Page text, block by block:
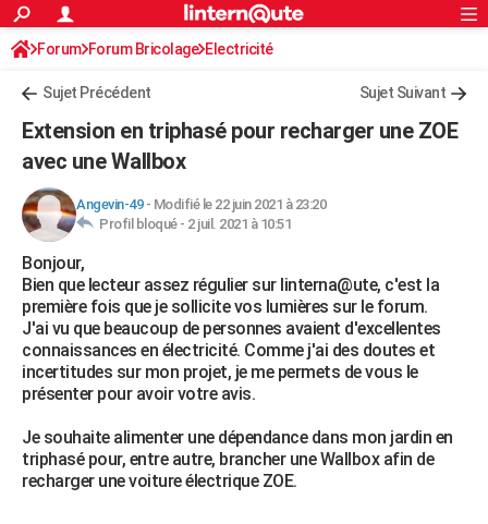
ACTUALITÉS
Politique
Société
Faits Divers
Education
Monde
Villes
+
Programme TV
Sorties cinéma
FINANCE
Retraite
Impôts
Epargne
Immobilier
Risques naturels par ville
Banque
Assurance
Crédit
AUTO
Essais
Réserver un essai
Citadines
Berlines
SUV
Forum auto
HIGH-TECH
Mobiles
Meilleur smartphone
Internet
Ordinateurs
Jeux vidéo
Guide high-tech
BRICOLAGE
Forum
Aménagement intérieur
Extérieur
Cuisine
Salle de bains
Jardinage
Rangement
WEEK-END
Guides de France
Escapades
Patrimoine
Expositions
Musées
Week-end nature
+LIFESTYLE
Alimentation
Guide de la santé
Maladies
Médicaments
Sommeil
VOYAGE
S'inscrire
Connexion
Forum Forum Bricolage Electricité
Sujet Précédent Sujet Suivant
Extension en triphasé pour recharger une ZOE
avec une Wallbox
Angevin-49- Modifié le 22 juin 2021 à 23:20
Profil bloqué - 2 juil. 2021 à 10:51
Bonjour,
Bien que lecteur assez régulier sur linterna@ute, c'est la
première fois que je sollicite vos lumières sur le forum.
J'ai vu que beaucoup de personnes avaient d'excellentes
connaissances en électricité. Comme j'ai des doutes et
incertitudes sur mon projet, je me permets de vous le
présenter pour avoir votre avis.
Je souhaite alimenter une dépendance dans mon jardin en
triphasé pour, entre autre, brancher une Wallbox afin de
recharger une voiture électrique ZOE.